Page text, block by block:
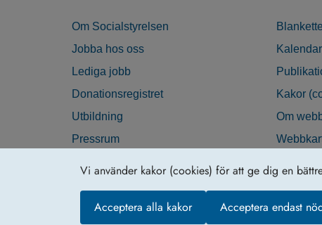
Vi använder kakor (cookies) för att ge dig en
Acceptera alla kakor Acceptera endast
Om Socialstyrelsen
Jobba hos oss
Lediga jobb
Donationsregistret
Utbildning
Pressrum
Kakor
Om